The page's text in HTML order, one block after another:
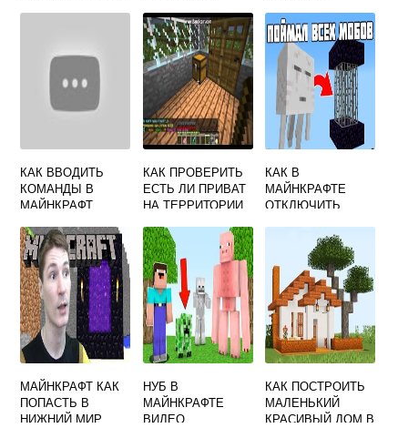
КАК ВВОДИТЬ
КОМАНДЫ В
МАЙНКРАФТ
КАК ПРОВЕРИТЬ
ЕСТЬ ЛИ ПРИВАТ
НА ТЕРРИТОРИИ
КАК В
МАЙНКРАФТЕ
ОТКЛЮЧИТЬ
МАЙНКРАФТ КАК
ПОПАСТЬ В
НИЖНИЙ МИР
НУБ В
МАЙНКРАФТЕ
ВИДЕО
КАК ПОСТРОИТЬ
МАЛЕНЬКИЙ
КРАСИВЫЙ ДОМ В